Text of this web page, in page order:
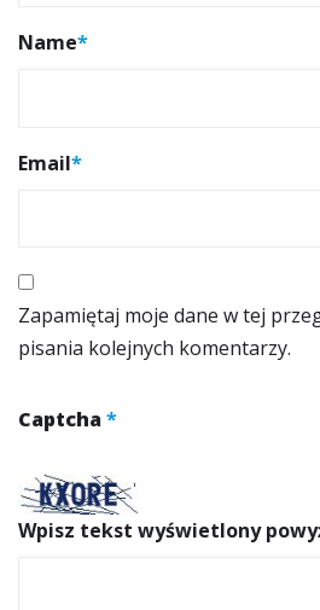
Name*
Email*
Zapamiętaj moje dane w tej
pisania kolejnych komentarzy.
Captcha*
Wpisz tekst wyświetlony